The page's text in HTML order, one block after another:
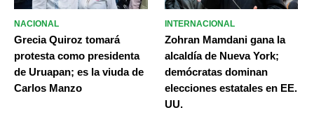
NACIONAL
Grecia Quiroz tomará
protesta como presidenta
de Uruapan; es la viuda de
Carlos Manzo
INTERNACIONAL
Zohran Mamdani gana la
alcaldía de Nueva York;
demócratas dominan
elecciones estatales en EE.
UU.